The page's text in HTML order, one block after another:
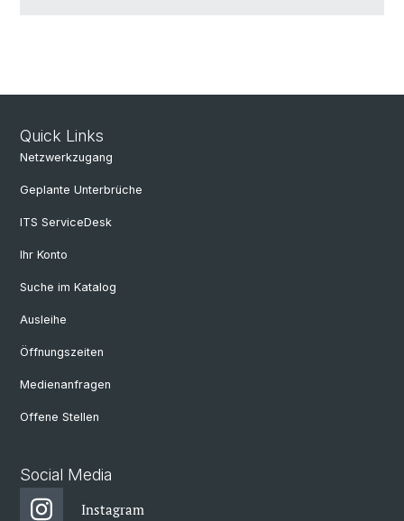
Quick Links
Netzwerkzugang
Geplante Unterbrüche
ITS ServiceDesk
Ihr Konto
Suche im Katalog
Ausleihe
Öffnungszeiten
Medienanfragen
Offene Stellen
Social Media
Instagram